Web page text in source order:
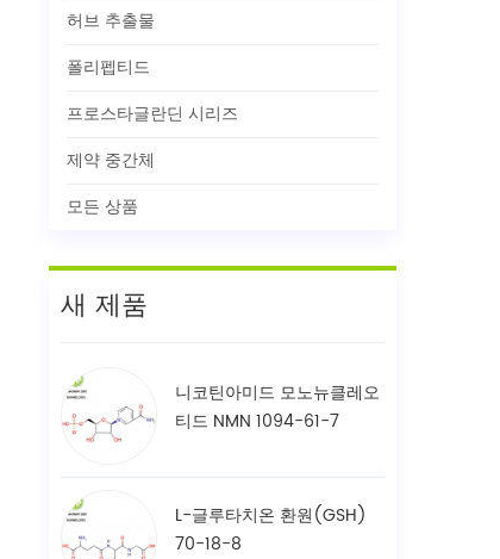
허브 추출물
폴리펩티드
프로스타글란딘 시리즈
제약 중간체
모든 상품
새 제품
니코틴아미드 모노뉴클레오
티드 NMN 1094-61-7
L-글루타치온 환원(GSH)
70-18-8